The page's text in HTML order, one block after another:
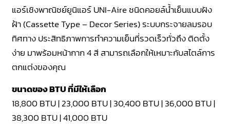
แอร์เชิงพาณิชย์ยูนิแอร์ UNI-Aire ชนิดคอยล์น้ำเย็นแบบฝัง
ฝ้า (Cassette Type – Decor Series) ระบบกระจายลมรอบ
ทิศทาง ประสิทธิภาพการทำความเย็นที่รวดเร็วทั่วถึง ติดตั้ง
ง่าย มาพร้อมหน้ากาก 4 สี สามารถเลือกให้เหมาะกับสไตล์การ
ตกแต่งของคุณ
ขนาดของ BTU ที่มีให้เลือก
18,800 BTU | 23,000 BTU | 30,400 BTU | 36,000 BTU |
38,300 BTU | 41,000 BTU